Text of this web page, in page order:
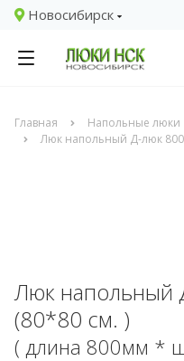
Новосибирск
Главная Напольные люки
Люк напольный Д-люк
Люк напольный
(80*80 см. )
( длина 800мм *